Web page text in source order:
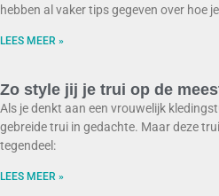
hebben al vaker tips gegeven over hoe
LEES MEER »
Zo style jij je trui op de
Als je denkt aan een vrouwelijk
gebreide trui in gedachte. Maar deze
tegendeel:
LEES MEER »